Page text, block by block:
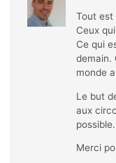
Tout est
Ceux
Ce qui
demain.
monde
Le but
aux
possible.
Merci